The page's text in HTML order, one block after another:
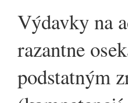
Výdavky na
razantne
podstatným